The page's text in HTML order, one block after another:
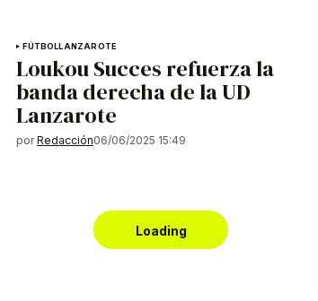
FÚTBOLLANZAROTE
Loukou Succes refuerza la
banda derecha de la UD
Lanzarote
por Redacción06/06/2025 15:49
Loading